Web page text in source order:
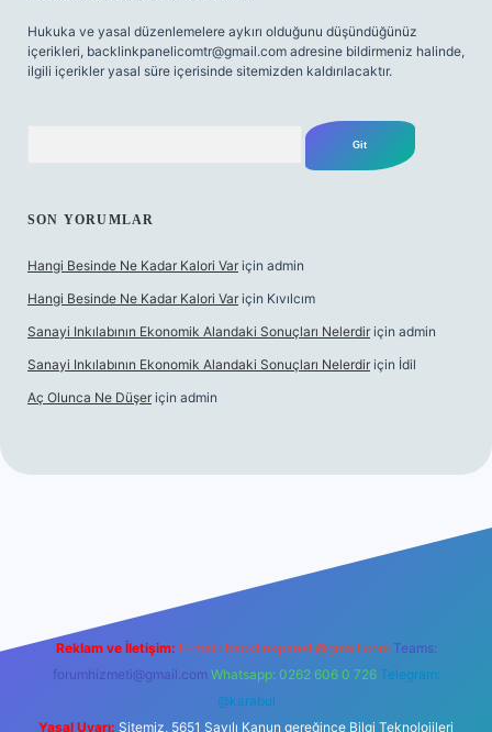
Hukuka ve yasal düzenlemelere aykırı olduğunu düşündüğünüz
içerikleri, backlinkpanelicomtr@gmail.com adresine bildirmeniz halinde,
ilgili içerikler yasal süre içerisinde sitemizden kaldırılacaktır.
SON YORUMLAR
Hangi Besinde Ne Kadar Kalori Var için admin
Hangi Besinde Ne Kadar Kalori Var için Kıvılcım
Sanayi Inkılabının Ekonomik Alandaki Sonuçları Nelerdir için admin
Sanayi Inkılabının Ekonomik Alandaki Sonuçları Nelerdir için İdil
Aç Olunca Ne Düşer için admin
Reklam ve İletişim: E-mail: backlinkpaneli@gmail.com Teams:
forumhizmeti@gmail.com Whatsapp: 0262 606 0 726 Telegram:
@karabul
Yasal Uyarı: Sitemiz, 5651 Sayılı Kanun gereğince Bilgi Teknolojileri